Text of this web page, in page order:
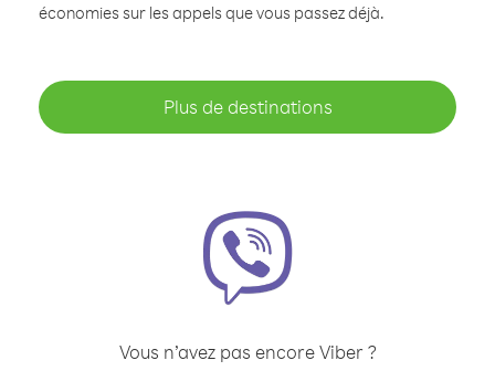
économies sur les appels que vous passez déjà.
Plus de destinations
Vous n’avez pas encore Viber ?